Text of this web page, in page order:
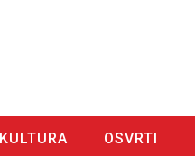
KULTURA OSVRTI